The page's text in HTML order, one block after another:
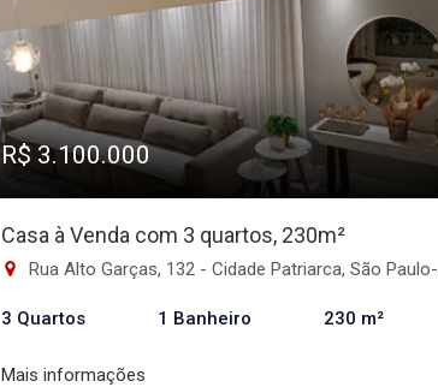
R$ 3.100.000
Casa à Venda com 3 quartos, 230m²
Rua Alto Garças, 132 - Cidade Patriarca, São Paulo-SP
3 Quartos 1 Banheiro 230 m²
Mais informações